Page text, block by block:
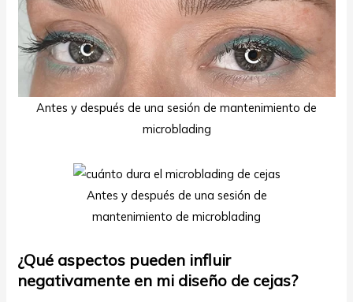
Antes y después de una sesión de mantenimiento de
microblading
Antes y después de una sesión de
mantenimiento de microblading
¿Qué aspectos pueden influir
negativamente en mi diseño de cejas?